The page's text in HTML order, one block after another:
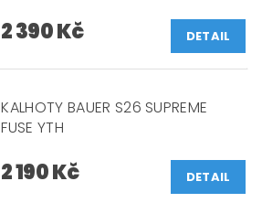
2 390 Kč DETAIL
KALHOTY BAUER S26 SUPREME
FUSE YTH
2 190 Kč DETAIL